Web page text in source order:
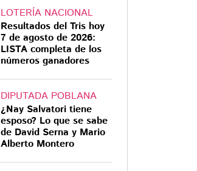
LOTERÍA NACIONAL
Resultados del Tris hoy
7 de agosto de 2026:
LISTA completa de los
números ganadores
DIPUTADA POBLANA
¿Nay Salvatori tiene
esposo? Lo que se sabe
de David Serna y Mario
Alberto Montero